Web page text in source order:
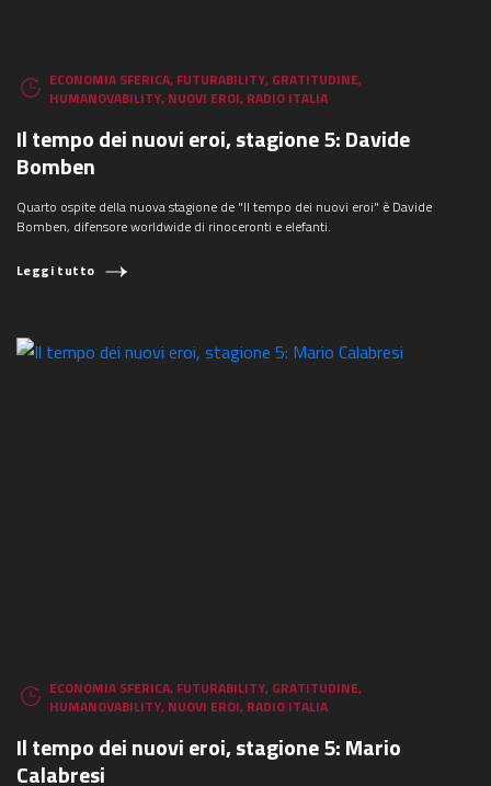
ECONOMIA SFERICA, FUTURABILITY, GRATITUDINE,
HUMANOVABILITY, NUOVI EROI, RADIO ITALIA
Il tempo dei nuovi eroi, stagione 5: Davide
Bomben
Quarto ospite della nuova stagione de "Il tempo dei nuovi eroi" è Davide
Bomben, difensore worldwide di rinoceronti e elefanti.
Leggi tutto
ECONOMIA SFERICA, FUTURABILITY, GRATITUDINE,
HUMANOVABILITY, NUOVI EROI, RADIO ITALIA
Il tempo dei nuovi eroi, stagione 5: Mario
Calabresi